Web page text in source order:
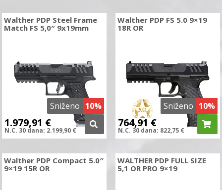
Sniženo 10%
Walther PDP Steel Frame
Match FS 5,0″ 9x19mm
1.979,91 €
N.C. 30 dana: 2.199,90 €
Sniženo 10%
Walther PDP FS 5.0 9×19
18R OR
764,91 €
N.C. 30 dana: 822,75 €
Walther PDP Compact 5.0″
9×19 15R OR
WALTHER PDP FULL SIZE
5,1 OR PRO 9×19